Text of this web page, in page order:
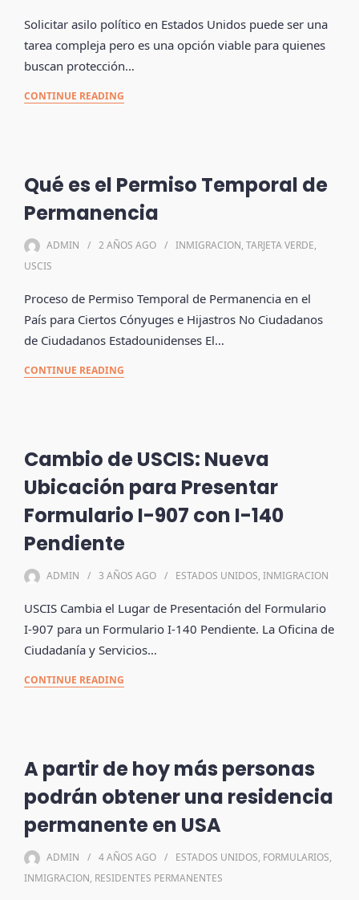
Solicitar asilo político en Estados Unidos puede ser una
tarea compleja pero es una opción viable para quienes
buscan protección…
CONTINUE READING
Qué es el Permiso Temporal de
Permanencia
ADMIN 2 AÑOS AGO INMIGRACION, TARJETA VERDE,
USCIS
Proceso de Permiso Temporal de Permanencia en el
País para Ciertos Cónyuges e Hijastros No Ciudadanos
de Ciudadanos Estadounidenses El…
CONTINUE READING
Cambio de USCIS: Nueva
Ubicación para Presentar
Formulario I-907 con I-140
Pendiente
ADMIN 3 AÑOS AGO ESTADOS UNIDOS, INMIGRACION
USCIS Cambia el Lugar de Presentación del Formulario
I-907 para un Formulario I-140 Pendiente. La Oficina de
Ciudadanía y Servicios…
CONTINUE READING
A partir de hoy más personas
podrán obtener una residencia
permanente en USA
ADMIN 4 AÑOS AGO ESTADOS UNIDOS, FORMULARIOS,
INMIGRACION, RESIDENTES PERMANENTES